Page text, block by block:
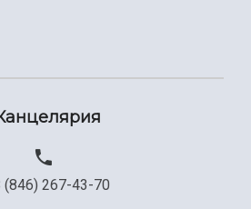
(846) 267-43-70